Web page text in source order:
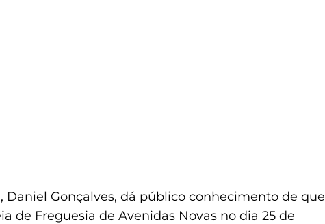
Daniel Gonçalves, dá público conhecimento de que
de Freguesia de Avenidas Novas no dia 25 de